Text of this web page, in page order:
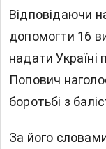
Відповідаючи
допомогти 16
надати Україні
Попович
боротьбі з
За його